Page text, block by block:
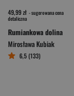
49,99 zł - sugerowana cena
detaliczna
Rumiankowa dolina
Mirosława Kubiak
6,5 (133)